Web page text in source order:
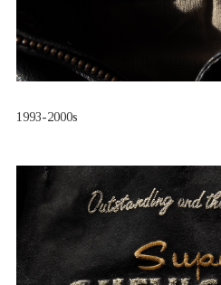
1993-2000s